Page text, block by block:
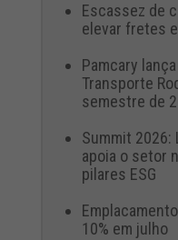
Escassez de
elevar fretes
Pamcary
Transporte
semestre de
Summit
apoia o setor
pilares ESG
10% em julho